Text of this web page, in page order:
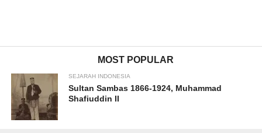
MOST POPULAR
SEJARAH INDONESIA
Sultan Sambas 1866-1924, Muhammad
Shafiuddin II